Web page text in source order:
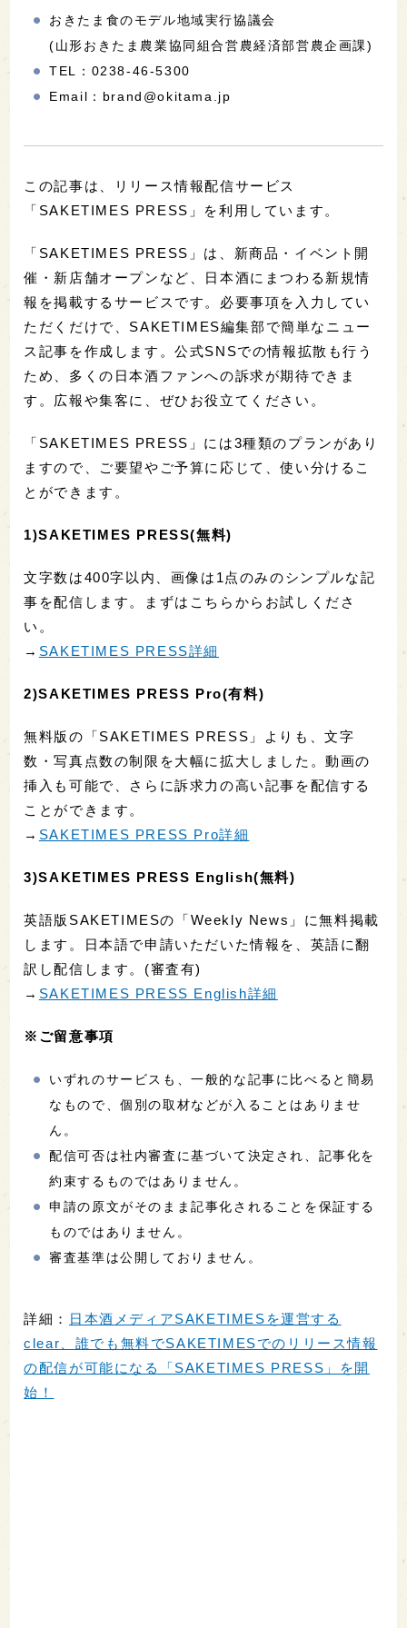
おきたま食のモデル地域実行協議会
(山形おきたま農業協同組合営農経済部営農企画課)
TEL：0238-46-5300
Email：brand@okitama.jp
この記事は、リリース情報配信サービス
「SAKETIMES PRESS」を利用しています。
「SAKETIMES PRESS」は、新商品・イベント開
催・新店舗オープンなど、日本酒にまつわる新規情
報を掲載するサービスです。必要事項を入力してい
ただくだけで、SAKETIMES編集部で簡単なニュー
ス記事を作成します。公式SNSでの情報拡散も行う
ため、多くの日本酒ファンへの訴求が期待できま
す。広報や集客に、ぜひお役立てください。
「SAKETIMES PRESS」には3種類のプランがあり
ますので、ご要望やご予算に応じて、使い分けるこ
とができます。
1)SAKETIMES PRESS(無料)
文字数は400字以内、画像は1点のみのシンプルな記
事を配信します。まずはこちらからお試しくださ
い。
→ SAKETIMES PRESS詳細
2)SAKETIMES PRESS Pro(有料)
無料版の「SAKETIMES PRESS」よりも、文字
数・写真点数の制限を大幅に拡大しました。動画の
挿入も可能で、さらに訴求力の高い記事を配信する
ことができます。
→ SAKETIMES PRESS Pro詳細
3)SAKETIMES PRESS English(無料)
英語版SAKETIMESの「Weekly News」に無料掲載
します。日本語で申請いただいた情報を、英語に翻
訳し配信します。(審査有)
→ SAKETIMES PRESS English詳細
※ご留意事項
いずれのサービスも、一般的な記事に比べると簡易
なもので、個別の取材などが入ることはありませ
ん。
配信可否は社内審査に基づいて決定され、記事化を
約束するものではありません。
申請の原文がそのまま記事化されることを保証する
ものではありません。
審査基準は公開しておりません。
詳細： 日本酒メディアSAKETIMESを運営する
clear、誰でも無料でSAKETIMESでのリリース情報
の配信が可能になる「SAKETIMES PRESS」を開
始！